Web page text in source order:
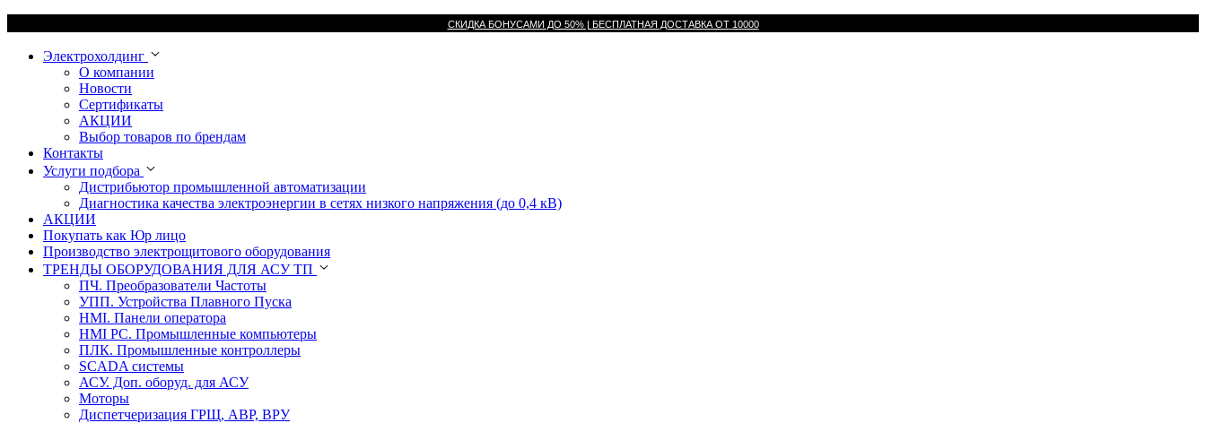
СКИДКА БОНУСАМИ ДО 50% | БЕСПЛАТНАЯ ДОСТАВКА ОТ 10000
Электрохолдинг
О компании
Новости
Сертификаты
АКЦИИ
Выбор товаров по брендам
Контакты
Услуги подбора
Дистрибьютор промышленной автоматизации
Диагностика качества электроэнергии в сетях низкого напряжения (до 0,4 кВ)
АКЦИИ
Покупать как Юр лицо
Производство электрощитового оборудования
ТРЕНДЫ ОБОРУДОВАНИЯ ДЛЯ АСУ ТП
ПЧ. Преобразователи Частоты
УПП. Устройства Плавного Пуска
HMI. Панели оператора
HMI РС. Промышленные компьютеры
ПЛК. Промышленные контроллеры
SCADA системы
АСУ. Доп. оборуд. для АСУ
Моторы
Диспетчеризация ГРЩ, АВР, ВРУ